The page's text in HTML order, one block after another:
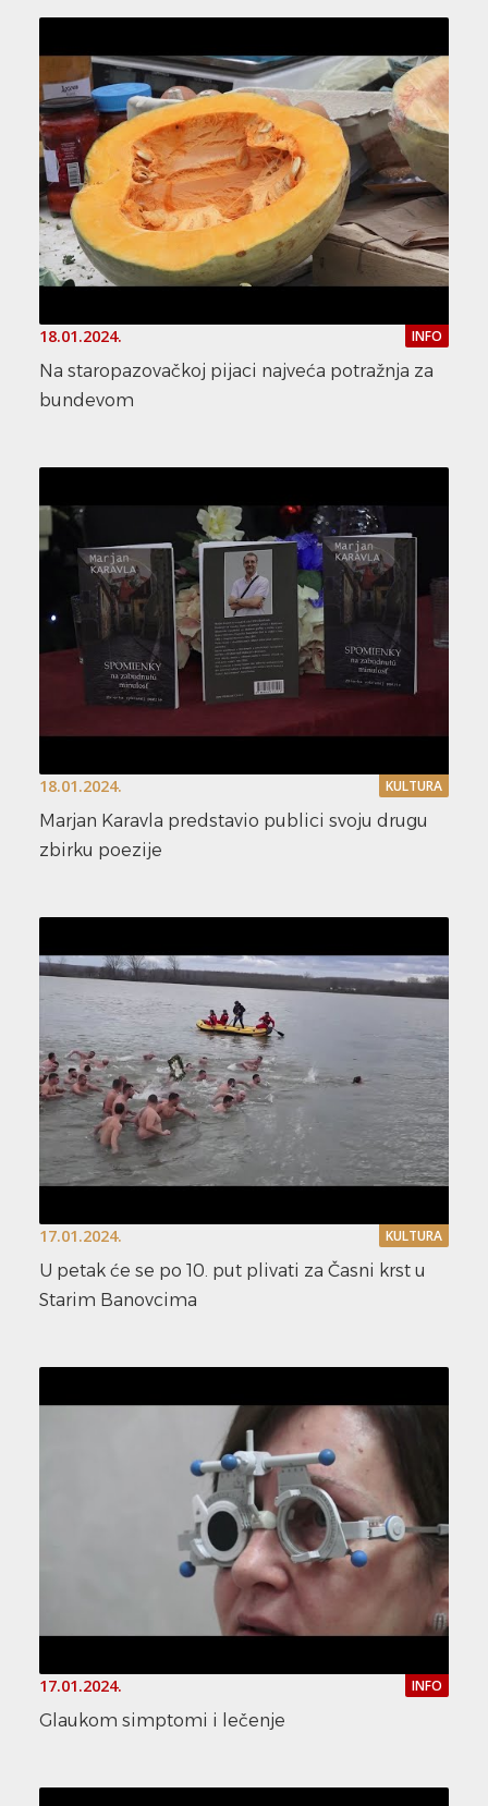
18.01.2024. INFO
Na staropazovačkoj pijaci najveća potražnja za
bundevom
18.01.2024. KULTURA
Marjan Karavla predstavio publici svoju drugu
zbirku poezije
17.01.2024. KULTURA
U petak će se po 10. put plivati za Časni krst u
Starim Banovcima
17.01.2024. INFO
Glaukom simptomi i lečenje